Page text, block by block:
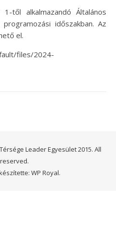
től alkalmazandó Általános
időszakban. Az
el.
files/2024-
Leader Egyesület 2015. All
WP Royal.